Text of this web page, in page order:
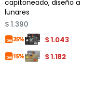
capitoneado, diseño a
lunares
$ 1.390
$1.043
$1.182